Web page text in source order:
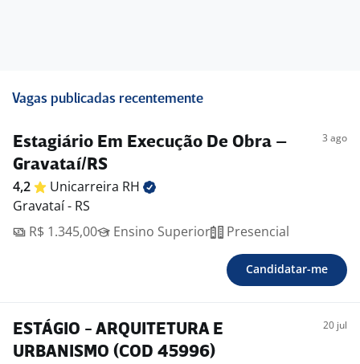
Vagas publicadas recentemente
Estagiário Em Execução De Obra –
Gravataí/RS
3 ago
4,2 Unicarreira RH
Gravataí - RS
R$ 1.345,00
Ensino Superior Presencial
Candidatar-me
ESTÁGIO - ARQUITETURA E
URBANISMO (COD 45996)
20 jul